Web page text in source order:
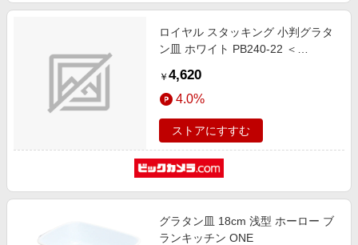
ロイヤル スタッキング 小判グラタ
ン皿 ホワイト PB240-22 ＜
￥ 4,620
4.0%
ストアにすすむ
グラタン皿 18cm 浅型 ホーロー ブ
ランキッチン ONE